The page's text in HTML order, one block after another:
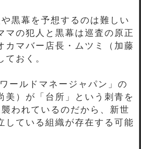
黒幕を予想するのは難しい
マの犯人と黒幕は巡査の原正
カマバー店長・ムツミ（加藤
ておく。
ールドマネージャパン」の
美）が「台所」という刺青を
われているのだから、新世
している組織が存在する可能